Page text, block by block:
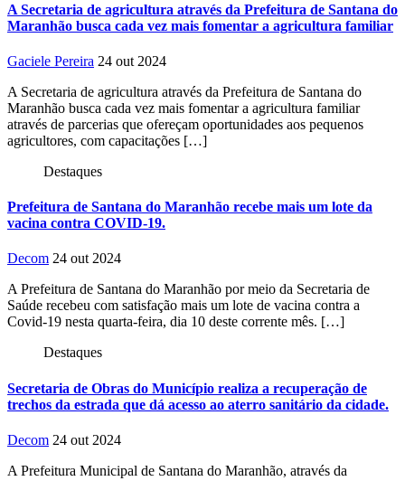
A Secretaria de agricultura através da Prefeitura de Santana do
Maranhão busca cada vez mais fomentar a agricultura familiar
Gaciele Pereira 24 out 2024
A Secretaria de agricultura através da Prefeitura de Santana do
Maranhão busca cada vez mais fomentar a agricultura familiar
através de parcerias que ofereçam oportunidades aos pequenos
agricultores, com capacitações […]
Destaques
Prefeitura de Santana do Maranhão recebe mais um lote da
vacina contra COVID-19.
Decom 24 out 2024
A Prefeitura de Santana do Maranhão por meio da Secretaria de
Saúde recebeu com satisfação mais um lote de vacina contra a
Covid-19 nesta quarta-feira, dia 10 deste corrente mês. […]
Destaques
Secretaria de Obras do Município realiza a recuperação de
trechos da estrada que dá acesso ao aterro sanitário da cidade.
Decom 24 out 2024
A Prefeitura Municipal de Santana do Maranhão, através da